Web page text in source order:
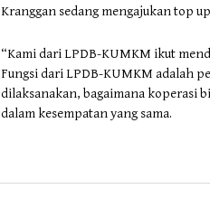
Kranggan sedang mengajukan top
“Kami dari LPDB-KUMKM ikut
Fungsi dari LPDB-KUMKM adalah
dilaksanakan, bagaimana koperasi
dalam kesempatan yang sama.